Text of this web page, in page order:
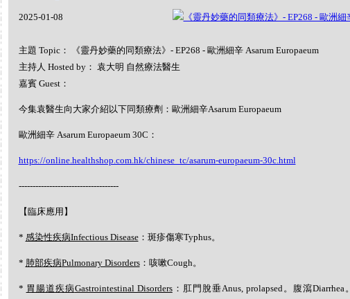
2025-01-08
主題 Topic： 《靈丹妙藥的同類療法》- EP268 - 歐洲細辛 Asarum Europaeum
主持人 Hosted by： 袁大明 自然療法醫生
嘉賓 Guest：
今集袁醫生向大家介紹以下同類療劑：歐洲細辛Asarum Europaeum
歐洲細辛 Asarum Europaeum 30C：
https://online.healthshop.com.hk/chinese_tc/asarum-europaeum-30c.html
------------------------------------
【臨床應用】
* 感染性疾病Infectious Disease：斑疹傷寒Typhus。
* 肺部疾病Pulmonary Disorders：咳嗽Cough。
* 胃腸道疾病Gastrointestinal Disorders：肛門脫垂Anus, prolapsed。腹瀉Diarrhea